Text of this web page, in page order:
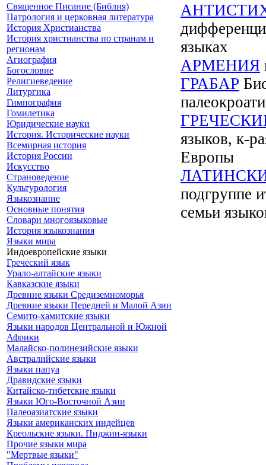
Священное Писание (Библия)
Патрология и церковная литература
История Христианства
История христианства по странам и
регионам
Агиография
Богословие
Религиеведение
Литургика
Гимнография
Гомилетика
Юридические науки
История. Исторические науки
Всемирная история
История России
Искусство
Страноведение
Культурология
Языкознание
Основные понятия
Словари многоязыковые
История языкознания
Языки мира
Индоевропейские языки
Греческий язык
Урало-алтайские языки
Кавказские языки
Древние языки Средиземноморья
Древние языки Передней и Малой Азии
Семито-хамитские языки
Языки народов Центральной и Южной
Африки
Малайско-полинезийские языки
Австралийские языки
Языки папуа
Дравидские языки
Китайско-тибетские языки
Языки Юго-Восточной Азии
Палеоазиатские языки
Языки американских индейцев
Креольские языки. Пиджин-языки
Прочие языки мира
"Мертвые языки"
языках
АРМЕНИЯ
ГРАБАР
языков, к-
Европы
подгруппе
семьи